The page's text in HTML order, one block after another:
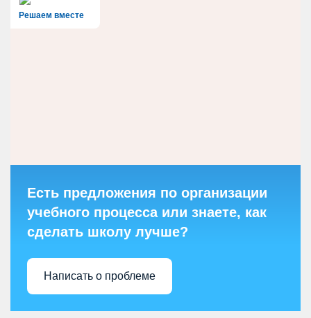
Решаем вместе
Есть предложения по организации
учебного процесса или знаете, как
сделать школу лучше?
Написать о проблеме